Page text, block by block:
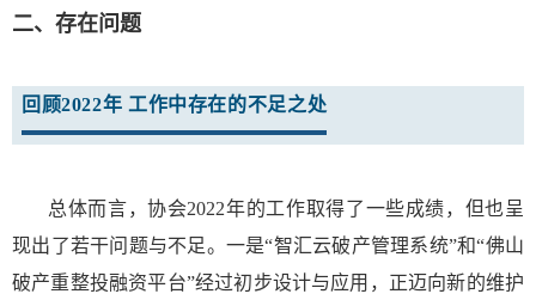
二、存在问题
回顾2022年 工作中存在的不足之处
总体而言，协会2022年的工作取得了一些成绩，但也呈
现出了若干问题与不足。一是“智汇云破产管理系统”和“佛山
破产重整投融资平台”经过初步设计与应用，正迈向新的维护